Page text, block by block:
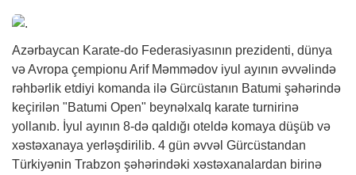
Azərbaycan Karate-do Federasiyasının prezidenti, dünya
və Avropa çempionu Arif Məmmədov iyul ayının əvvəlində
rəhbərlik etdiyi komanda ilə Gürcüstanın Batumi şəhərində
keçirilən "Batumi Open" beynəlxalq karate turnirinə
yollanıb. İyul ayının 8-də qaldığı oteldə komaya düşüb və
xəstəxanaya yerləşdirilib. 4 gün əvvəl Gürcüstandan
Türkiyənin Trabzon şəhərindəki xəstəxanalardan birinə